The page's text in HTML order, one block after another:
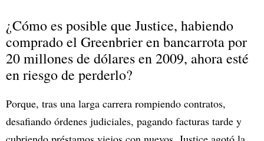
¿Cómo es posible que Justice, habiendo
comprado el Greenbrier en bancarrota por
20 millones de dólares en 2009, ahora esté
en riesgo de perderlo?
Porque, tras una larga carrera rompiendo contratos,
desafiando órdenes judiciales, pagando facturas tarde y